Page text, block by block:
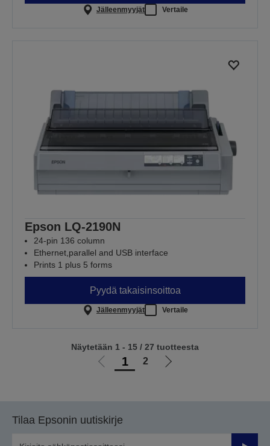
Jälleenmyyjät Vertaile
Epson LQ-2190N
24-pin 136 column
Ethernet,parallel and USB interface
Prints 1 plus 5 forms
Pyydä takaisinsoittoa
Jälleenmyyjät Vertaile
Siirry1 2
Siirry
Näytetään 1 - 15 / 27 tuotteesta
Tilaa Epsonin uutiskirje